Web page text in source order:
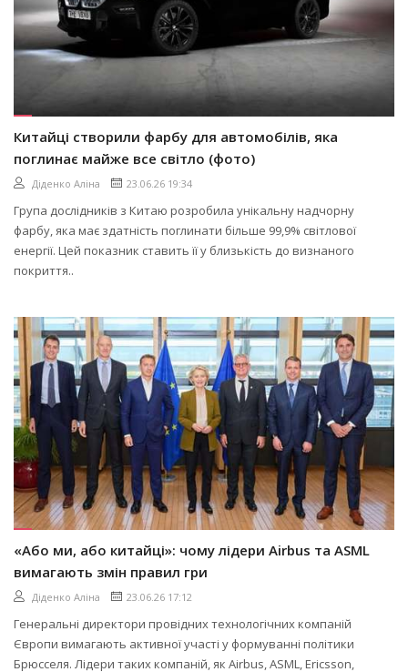
Китайці створили фарбу для автомобілів, яка
поглинає майже все світло (фото)
Діденко Аліна 23.06.26 19:34
Група дослідників з Китаю розробила унікальну надчорну
фарбу, яка має здатність поглинати більше 99,9% світлової
енергії. Цей показник ставить її у близькість до визнаного
покриття..
«Або ми, або китайці»: чому лідери Airbus та ASML
вимагають змін правил гри
Діденко Аліна 23.06.26 17:12
Генеральні директори провідних технологічних компаній
Європи вимагають активної участі у формуванні політики
Брюсселя. Лідери таких компаній, як Airbus, ASML, Ericsson,